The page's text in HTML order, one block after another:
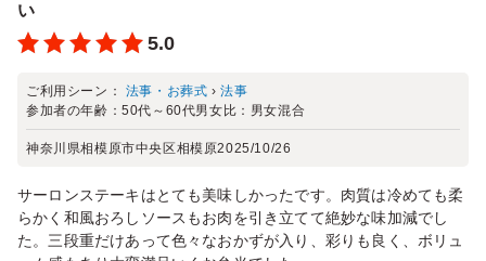
い
5.0
ご利用シーン： 法事・お葬式 ›法事
参加者の年齢：50代～60代男女比： 男女混合
神奈川県相模原市中央区相模原2025/10/26
サーロンステーキはとても美味しかったです。肉質は冷めても柔
らかく和風おろしソースもお肉を引き立てて絶妙な味加減でし
た。三段重だけあって色々なおかずが入り、彩りも良く、ボリュ